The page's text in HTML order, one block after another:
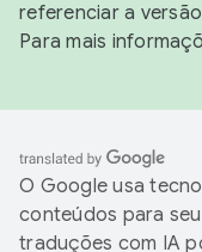
referenciar a
Para mais
O Google usa
conteúdos para
traduções com IA